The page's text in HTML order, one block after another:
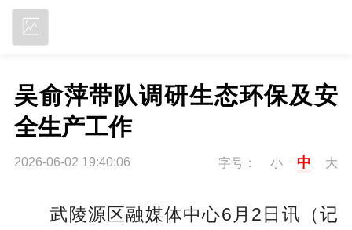
吴俞萍带队调研生态环保及安
全生产工作
2026-06-02 19:40:06 字号： 小 中 大
武陵源区融媒体中心6月2日讯（记